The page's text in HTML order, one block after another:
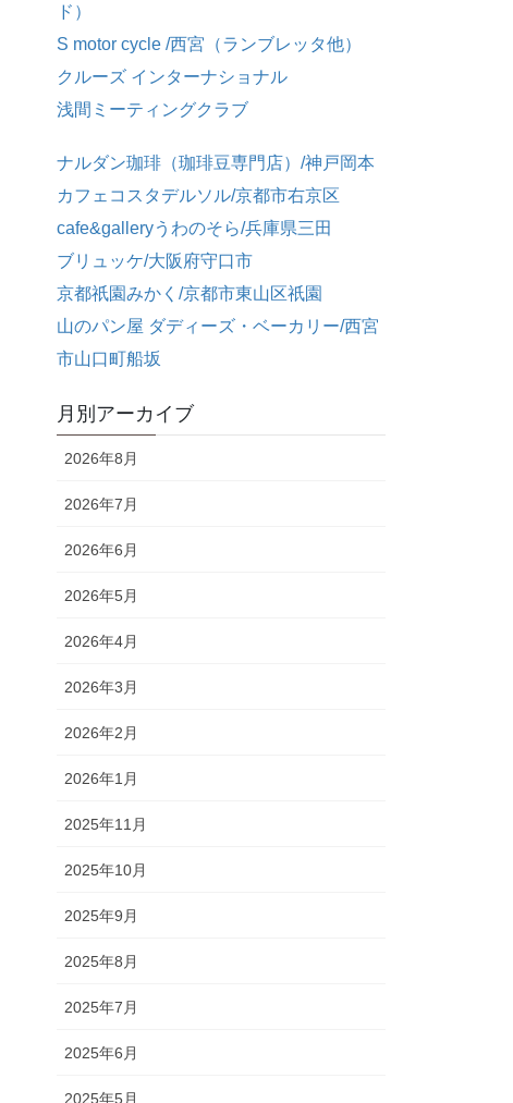
ド）
S motor cycle /西宮（ランブレッタ他）
クルーズ インターナショナル
浅間ミーティングクラブ
ナルダン珈琲（珈琲豆専門店）/神戸岡本
カフェコスタデルソル/京都市右京区
cafe&galleryうわのそら/兵庫県三田
ブリュッケ/大阪府守口市
京都祇園みかく/京都市東山区祇園
山のパン屋 ダディーズ・ベーカリー/西宮
市山口町船坂
月別アーカイブ
2026年8月
2026年7月
2026年6月
2026年5月
2026年4月
2026年3月
2026年2月
2026年1月
2025年11月
2025年10月
2025年9月
2025年8月
2025年7月
2025年6月
2025年5月